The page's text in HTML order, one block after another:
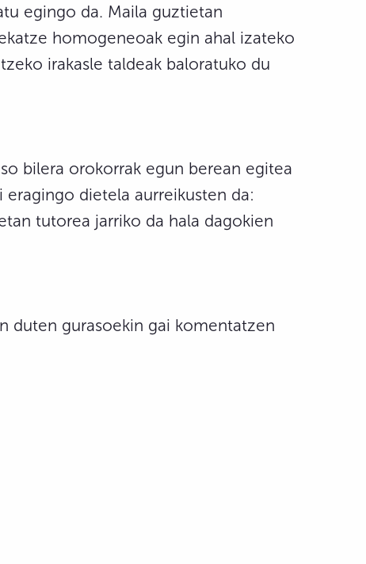
egingo da. Maila guztietan
homogeneoak egin ahal izateko
irakasle taldeak baloratuko du
bilera orokorrak egun berean egitea
dietela aurreikusten da:
tutorea jarriko da hala dagokien
duten gurasoekin gai komentatzen